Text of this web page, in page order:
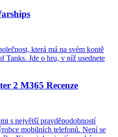
která má na svém kontě
Tanks. Jde o hru, v níž usednete
2 M365 Recenze
s největší pravděpodobností
mobilních telefonů. Není se